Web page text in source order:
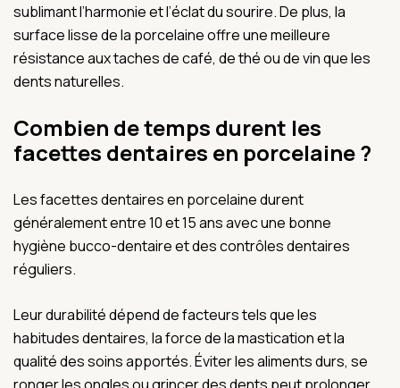
sublimant l’harmonie et l’éclat du sourire. De plus, la
surface lisse de la porcelaine offre une meilleure
résistance aux taches de café, de thé ou de vin que les
dents naturelles.
Combien de temps durent les
facettes dentaires en porcelaine ?
Les facettes dentaires en porcelaine durent
généralement entre 10 et 15 ans avec une bonne
hygiène bucco-dentaire et des contrôles dentaires
réguliers.
Leur durabilité dépend de facteurs tels que les
habitudes dentaires, la force de la mastication et la
qualité des soins apportés. Éviter les aliments durs, se